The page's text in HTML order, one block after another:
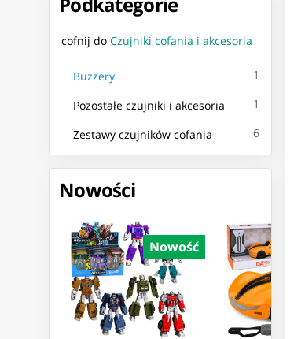
cofnij do Czujniki cofania i akcesoria
Buzzery 1
Pozostałe czujniki i akcesoria 1
Zestawy czujników cofania 6
Nowości
Nowość